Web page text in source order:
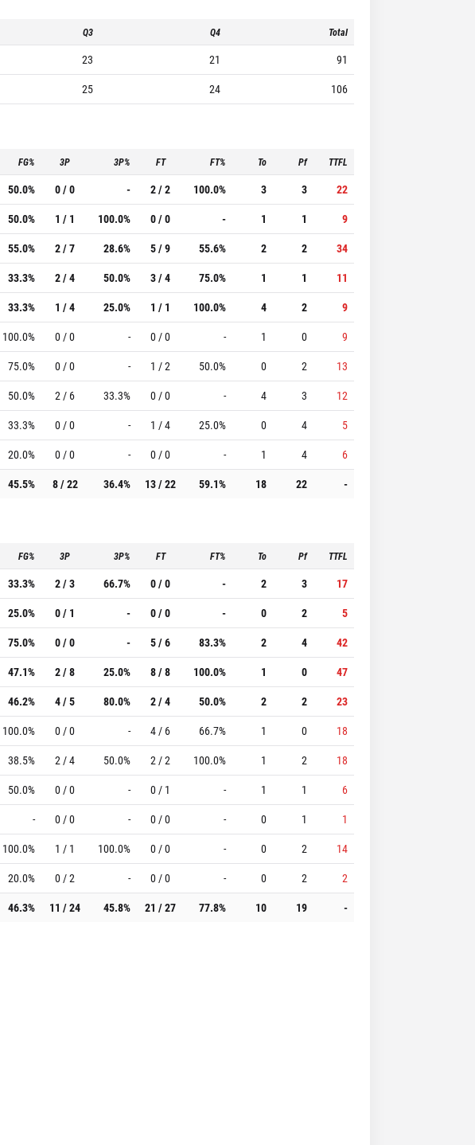
Q3 Q4 Total
23 21
91
25 24 106
FG% 3P 3P% FT FT% To Pf TTFL
50.0% 0 / 0 - 2 / 2 100.0% 3 3
22
50.0% 1 / 1 100.0% 0 / 0 - 1 1
9
55.0% 2 / 7 28.6% 5 / 9 55.6% 2 2
34
33.3% 2 / 4 50.0% 3 / 4 75.0% 1 1
11
33.3% 1 / 4 25.0% 1 / 1 100.0% 4 2
9
100.0% 0 / 0 - 0 / 0 - 1 0
9
75.0% 0 / 0 - 1 / 2 50.0% 0 2
13
50.0% 2 / 6 33.3% 0 / 0 - 4 3
12
33.3% 0 / 0 - 1 / 4 25.0% 0 4
5
20.0% 0 / 0 - 0 / 0 - 1 4
6
45.5% 8 / 22 36.4% 13 / 22 59.1% 18 22 -
FG% 3P 3P% FT FT% To Pf TTFL
33.3% 2 / 3 66.7% 0 / 0 - 2 3
17
25.0% 0 / 1 - 0 / 0 - 0 2
5
75.0% 0 / 0 - 5 / 6 83.3% 2 4
42
47.1% 2 / 8 25.0% 8 / 8 100.0% 1 0
47
46.2% 4 / 5 80.0% 2 / 4 50.0% 2 2
23
100.0% 0 / 0 - 4 / 6 66.7% 1 0
18
38.5% 2 / 4 50.0% 2 / 2 100.0% 1 2
18
50.0% 0 / 0 - 0 / 1 - 1 1
6
- 0 / 0 - 0 / 0 - 0 1
1
100.0% 1 / 1 100.0% 0 / 0 - 0 2
14
20.0% 0 / 2 - 0 / 0 - 0 2
2
46.3% 11 / 24 45.8% 21 / 27 77.8% 10 19 -